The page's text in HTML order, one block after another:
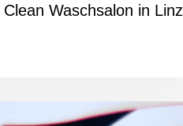
Waschsalon in Linz